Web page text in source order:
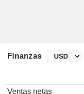
Finanzas
Ventas netas